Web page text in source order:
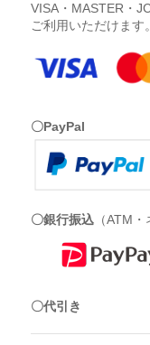
VISA・MASTER・
ご利用いただけます
〇PayPal
〇銀行振込 （ATM
〇代引き